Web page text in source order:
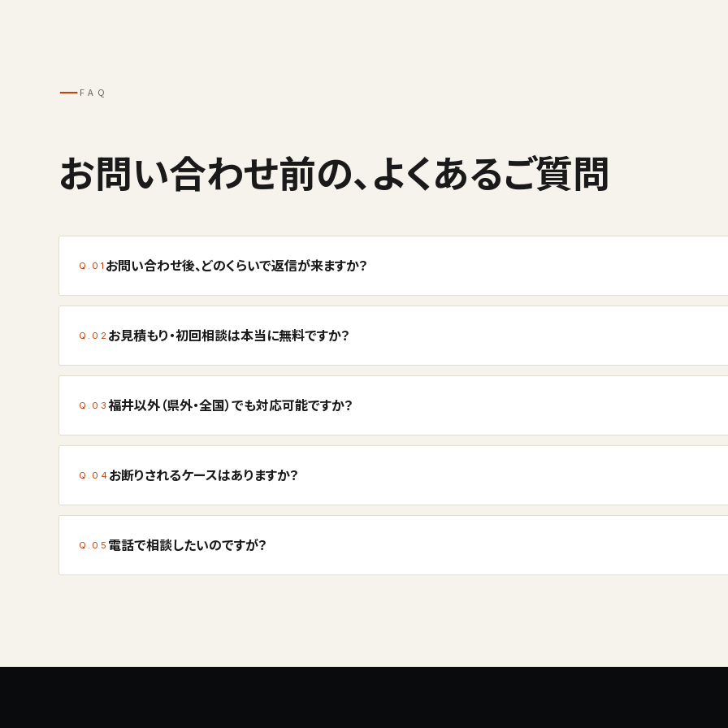
─ FAQ
お問い合わせ前の、よくあるご質問
Q.01 お問い合わせ後、どのくらいで返信が来ますか？
Q.02 お見積もり・初回相談は本当に無料ですか？
Q.03 福井以外（県外・全国）でも対応可能ですか？
Q.04 お断りされるケースはありますか？
Q.05 電話で相談したいのですが？